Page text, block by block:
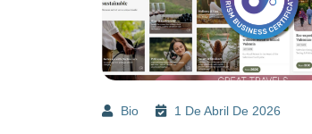
Bio 1 De Abril De 2026